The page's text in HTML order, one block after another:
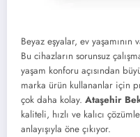
Beyaz eşyalar, ev
Bu cihazların sorunsuz
yaşam konforu açısından
marka ürün kullananlar için
çok daha kolay. Ataşehir
kaliteli, hızlı ve kalıcı
anlayışıyla öne çıkıyor.